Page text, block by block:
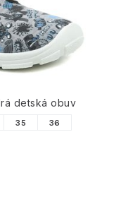
detská obuv
35 36